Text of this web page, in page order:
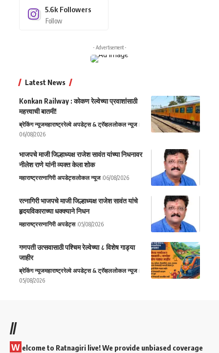
5.6k Followers
Follow
- Advertisement -
Latest News
Konkan Railway : कोकण रेल्वेच्या प्रवाशांसाठी
महत्त्वाची बातमी!
ब्रेकिंग न्यूजमहाराष्ट्ररेल्वे अपडेट्स & ट्रॅव्हललोकल न्यूज
06/08/2026
भाजपचे माजी जिल्हाध्यक्ष राजेश सावंत यांच्या निधनावर
नीलेश राणे यांनी व्यक्त केला शोक
महाराष्ट्ररत्नागिरी अपडेट्सलोकल न्यूज 06/08/2026
रत्नागिरी भाजपचे माजी जिल्हाध्यक्ष राजेश सावंत यांचे
हृदयविकाराच्या धक्क्याने निधन
महाराष्ट्ररत्नागिरी अपडेट्स 05/08/2026
गणपती उत्सवासाठी पश्चिम रेल्वेच्या ८ विशेष गाड्या
जाहीर
ब्रेकिंग न्यूजमहाराष्ट्ररेल्वे अपडेट्स & ट्रॅव्हललोकल न्यूज
05/08/2026
//
W elcome to Ratnagiri live! We provide unbiased coverage